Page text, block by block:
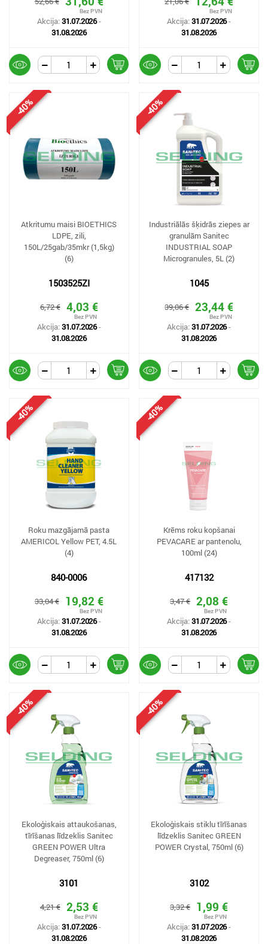
Akcija:31.07.2026-
31.08.2026
Akcija:31.07.2026-
31.08.2026
-40%
Atkritumu maisi BIOETHICS
LDPE, zili,
150L/25gab/35mkr (1,5kg)
(6)
1503525ZI
6,72 € 4,03 €
Akcija:31.07.2026-
31.08.2026
-40%
Industriālās šķidrās ziepes ar
granulām Sanitec
INDUSTRIAL SOAP
Microgranules, 5L (2)
1045
39,06 € 23,44 €
Akcija:31.07.2026-
31.08.2026
-40%
Roku mazgājamā pasta
AMERICOL Yellow PET, 4.5L
(4)
840-0006
33,04 € 19,82 €
Akcija:31.07.2026-
31.08.2026
-40%
Krēms roku kopšanai
PEVACARE ar pantenolu,
100ml (24)
417132
3,47 € 2,08 €
Akcija:31.07.2026-
31.08.2026
-40%
Ekoloģiskais attaukošanas,
tīrīšanas līdzeklis Sanitec
GREEN POWER Ultra
Degreaser, 750ml (6)
3101
4,21 € 2,53 €
Akcija:31.07.2026-
31.08.2026
-40%
Ekoloģiskais stiklu tīrīšanas
līdzeklis Sanitec GREEN
POWER Crystal, 750ml (6)
3102
3,32 € 1,99 €
Akcija:31.07.2026-
31.08.2026